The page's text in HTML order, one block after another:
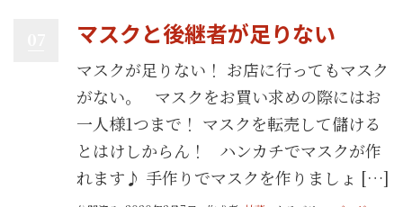
マスクと後継者が足りない
マスクが足りない！ お店に行ってもマスク
がない。 マスクをお買い求めの際にはお
一人様1つまで！ マスクを転売して儲ける
とはけしからん！ ハンカチでマスクが作
れます♪ 手作りでマスクを作りましょ […]